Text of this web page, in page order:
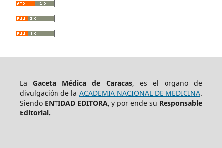
LaGaceta Médica de Caracas, es el órgano de
divulgación de la ACADEMIA NACIONAL DE MEDICINA.
Siendo ENTIDAD EDITORA, y por ende su Responsable
Editorial.